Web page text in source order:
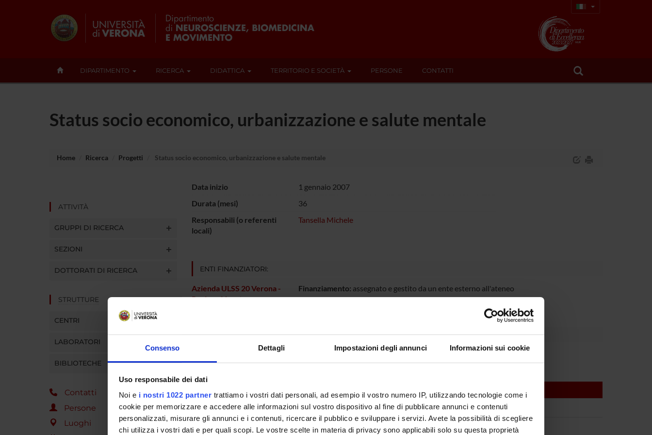
Consenso Dettagli Impostazioni degli annunci Informazioni sui cookie
Uso responsabile dei dati
Noi e i nostri 1022 partner trattiamo i vostri dati personali, ad esempio il vostro numero IP, utilizzando tecnologie come i
cookie per memorizzare e accedere alle informazioni sul vostro dispositivo al fine di pubblicare annunci e contenuti
personalizzati, misurare gli annunci e i contenuti, ricercare il pubblico e sviluppare i servizi. Avete la possibilità di scegliere
chi utilizza i vostri dati e per quali scopi. Le vostre scelte in materia di privacy sono applicabili solo su questa proprietà
DIPARTIMENTO RICERCA DIDATTICA TERRITORIO E SOCIETÀ PERSONE CONTATTI
Status socio economico, urbanizzazione e salute mentale
Home Ricerca Progetti Status socio economico, urbanizzazione e salute mentale
ATTIVITÀ
GRUPPI DI RICERCA
SEZIONI
DOTTORATI DI RICERCA
STRUTTURE
CENTRI
LABORATORI
BIBLIOTECHE
Contatti
Persone
Luoghi
Data inizio
1 gennaio 2007
Durata (mesi)
36
Responsabili (o referenti
locali)
Tansella Michele
ENTI FINANZIATORI:
Azienda ULSS 20 Verona -
Regione Veneto
Finanziamento: assegnato e gestito da un ente esterno all'ateneo
PARTECIPANTI AL PROGETTO
Psychiatry